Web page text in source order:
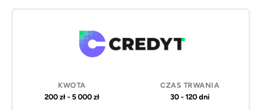
200 zł - 5 000 zł 30 - 120 dni